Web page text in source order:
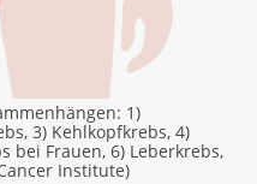
1)
3) Kehlkopfkrebs, 4)
bei Frauen, 6) Leberkrebs,
Institute)